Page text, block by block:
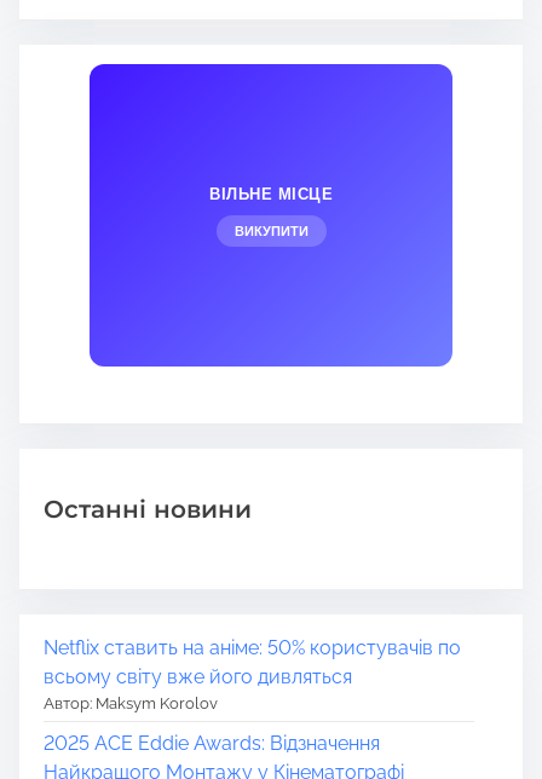
ВІЛЬНЕ МІСЦЕ
ВИКУПИТИ
Останні новини
Netflix ставить на аніме: 50% користувачів по
всьому світу вже його дивляться
Автор: Maksym Korolov
2025 ACE Eddie Awards: Відзначення
Найкращого Монтажу у Кінематографі